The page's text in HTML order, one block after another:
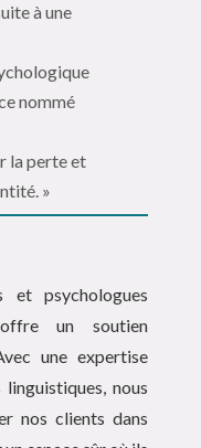
à une
nommé
la perte et
»
et psychologues
un soutien
une expertise
nous
nos clients dans